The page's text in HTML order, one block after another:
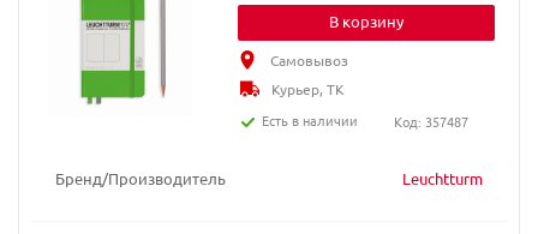
Бренд/Производитель Leuchtturm
В корзину
Самовывоз
Курьер, ТК
Есть в наличии
Код: 357487